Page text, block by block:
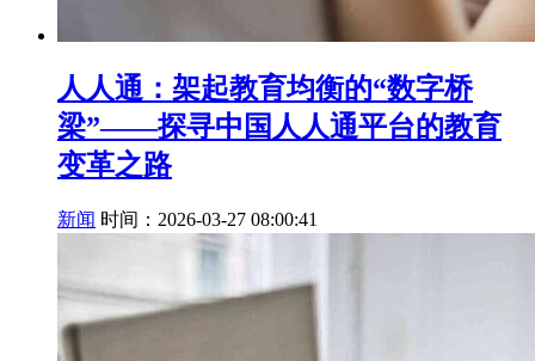
人人通：架起教育均衡的“数字桥
梁”——探寻中国人人通平台的教育
变革之路
新闻 时间：2026-03-27 08:00:41